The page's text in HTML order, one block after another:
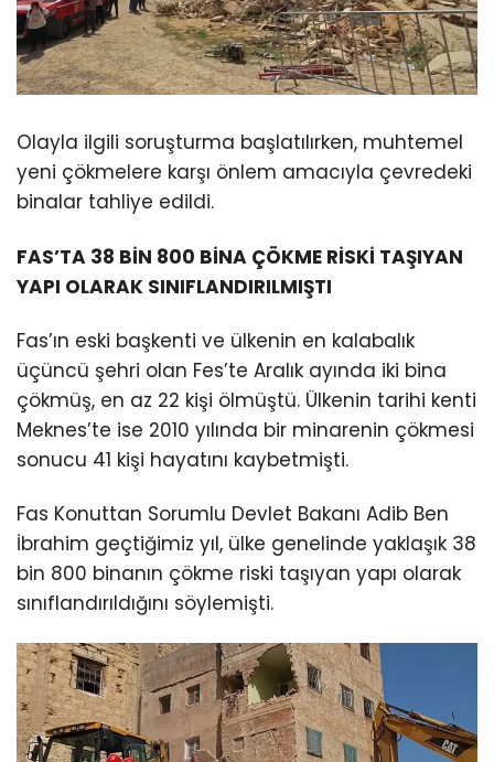
Olayla ilgili soruşturma başlatılırken, muhtemel
yeni çökmelere karşı önlem amacıyla çevredeki
binalar tahliye edildi.
FAS’TA 38 BİN 800 BİNA ÇÖKME RİSKİ TAŞIYAN
YAPI OLARAK SINIFLANDIRILMIŞTI
Fas’ın eski başkenti ve ülkenin en kalabalık
üçüncü şehri olan Fes’te Aralık ayında iki bina
çökmüş, en az 22 kişi ölmüştü. Ülkenin tarihi kenti
Meknes’te ise 2010 yılında bir minarenin çökmesi
sonucu 41 kişi hayatını kaybetmişti.
Fas Konuttan Sorumlu Devlet Bakanı Adib Ben
İbrahim geçtiğimiz yıl, ülke genelinde yaklaşık 38
bin 800 binanın çökme riski taşıyan yapı olarak
sınıflandırıldığını söylemişti.